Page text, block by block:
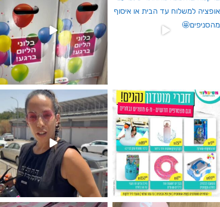
מין העובר רק במסיבלנד !! קיים
מטף לגילוי מין העובר חזר למלא